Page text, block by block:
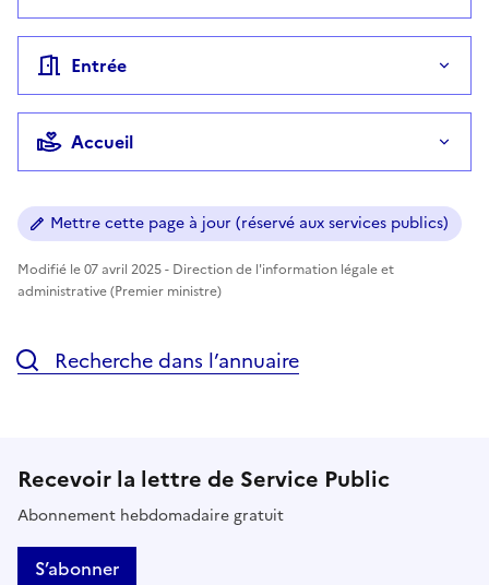
Entrée
Accueil
Mettre cette page à jour (réservé aux services publics)
Modifié le 07 avril 2025 - Direction de l'information légale et
administrative (Premier ministre)
Recherche dans l’annuaire
Recevoir la lettre de Service Public
Abonnement hebdomadaire gratuit
S’abonner